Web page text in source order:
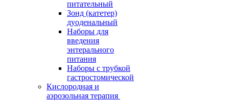
питательный
Зонд (катетер)
дуоденальный
Наборы для
введения
энтерального
питания
Наборы с трубкой
гастростомической
Кислородная и
аэрозольная терапия